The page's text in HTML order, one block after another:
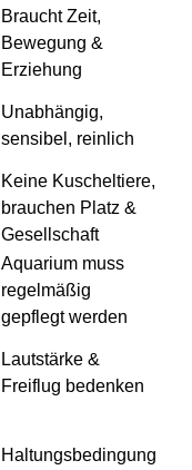
Braucht Zeit,
Bewegung &
Erziehung
Unabhängig,
sensibel, reinlich
Keine Kuscheltiere,
brauchen Platz &
Gesellschaft
Aquarium muss
regelmäßig
gepflegt werden
Lautstärke &
Freiflug bedenken
Haltungsbedingung